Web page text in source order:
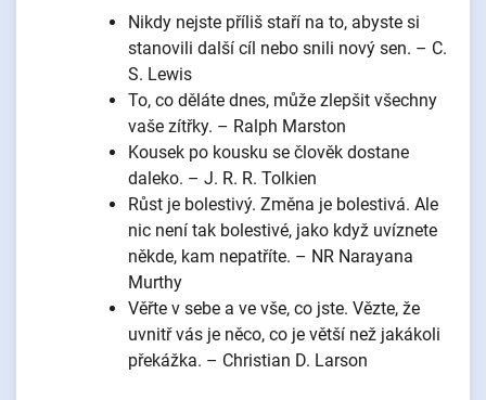
Nikdy nejste příliš staří na to, abyste si
stanovili další cíl nebo snili nový sen. – C.
S. Lewis
To, co děláte dnes, může zlepšit všechny
vaše zítřky. – Ralph Marston
Kousek po kousku se člověk dostane
daleko. – J. R. R. Tolkien
Růst je bolestivý. Změna je bolestivá. Ale
nic není tak bolestivé, jako když uvíznete
někde, kam nepatříte. – NR Narayana
Murthy
Věřte v sebe a ve vše, co jste. Vězte, že
uvnitř vás je něco, co je větší než jakákoli
překážka. – Christian D. Larson